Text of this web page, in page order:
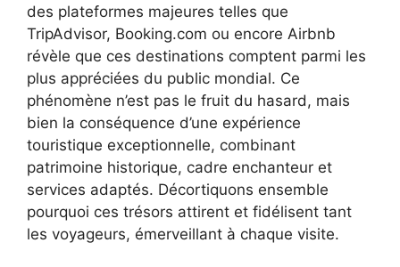
des plateformes majeures telles que
TripAdvisor, Booking.com ou encore Airbnb
révèle que ces destinations comptent parmi les
plus appréciées du public mondial. Ce
phénomène n’est pas le fruit du hasard, mais
bien la conséquence d’une expérience
touristique exceptionnelle, combinant
patrimoine historique, cadre enchanteur et
services adaptés. Décortiquons ensemble
pourquoi ces trésors attirent et fidélisent tant
les voyageurs, émerveillant à chaque visite.